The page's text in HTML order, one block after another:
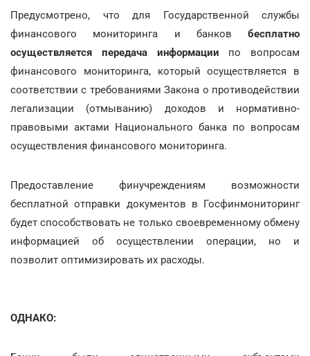
Предусмотрено, что для Государственной службы
финансового мониторинга и банков бесплатно
осуществляется передача информации по вопросам
финансового мониторинга, который осуществляется в
соответствии с требованиями Закона о противодействии
легализации (отмыванию) доходов и нормативно-
правовыми актами Национального банка по вопросам
осуществления финансового мониторинга.
Предоставление финучреждениям возможности
бесплатной отправки документов в Госфинмониторинг
будет способствовать не только своевременному обмену
информацией об осуществлении операции, но и
позволит оптимизировать их расходы.
ОДНАКО: